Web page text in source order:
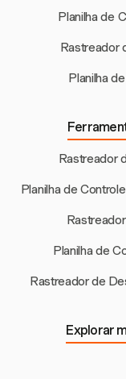
Planilha de
Rastreador
Planilha
Rastreador
Planilha de
Planilha de
Rastreador de
Explorar